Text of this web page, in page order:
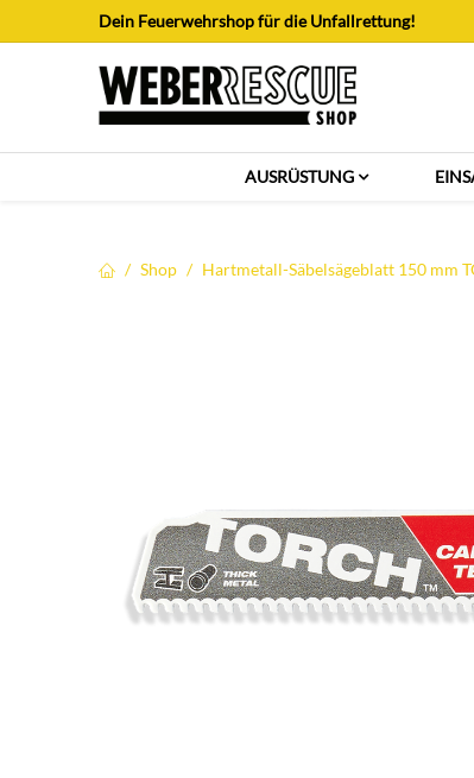
Zum Inhalt springenDein Feuerwehrshop für die Unfallrettung!
AUSRÜSTUNG
Shop Hartmetall-Säbelsägeblatt 150 mm